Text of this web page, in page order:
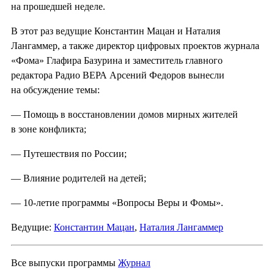
на прошедшей неделе.
В этот раз ведущие Константин Мацан и Наталия
Лангаммер, а также директор цифровых проектов журнала
«Фома» Глафира Базурина и заместитель главного
редактора Радио ВЕРА Арсений Федоров вынесли
на обсуждение темы:
— Помощь в восстановлении домов мирных жителей
в зоне конфликта;
— Путешествия по России;
— Влияние родителей на детей;
— 10-летие программы «Вопросы Веры и Фомы».
Ведущие: Константин Мацан, Наталия Лангаммер
Все выпуски программы Журнал